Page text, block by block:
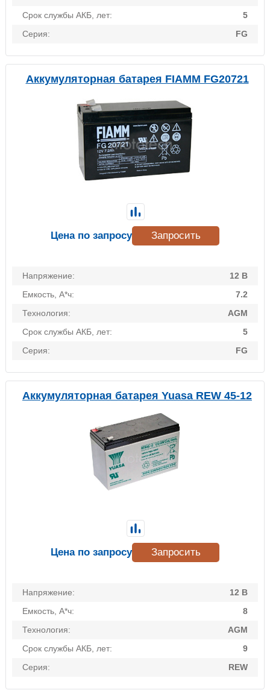
Срок службы АКБ, лет:
5
Серия:
FG
Аккумуляторная батарея FIAMM FG20721
Напряжение:
12 В
Емкость, А*ч:
7.2
Технология:
AGM
Срок службы АКБ, лет:
5
Серия:
FG
Цена по запросу Запросить
Аккумуляторная батарея Yuasa REW 45-12
Напряжение:
12 В
Емкость, А*ч:
8
Технология:
AGM
Срок службы АКБ, лет:
9
Серия:
REW
Цена по запросу Запросить